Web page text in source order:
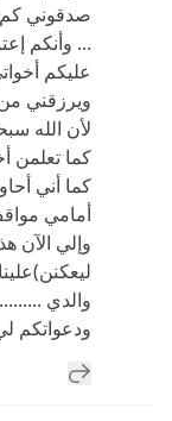
صدقوني كم
... وأنكم
عليكم
ويرزقني
لأن الله
كما تعلمن
كما أني
أمامي
وإلي الآن
والدي
ودعواتكم لي
إضافة رد